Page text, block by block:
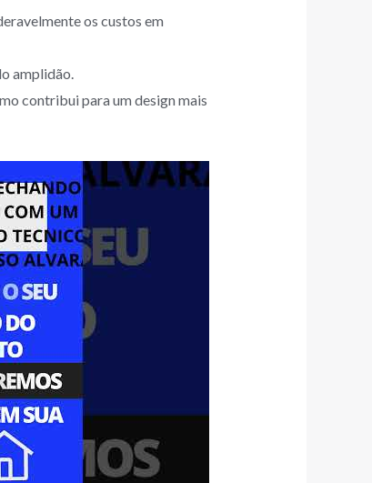
os custos em
amplidão.
contribui para um design mais